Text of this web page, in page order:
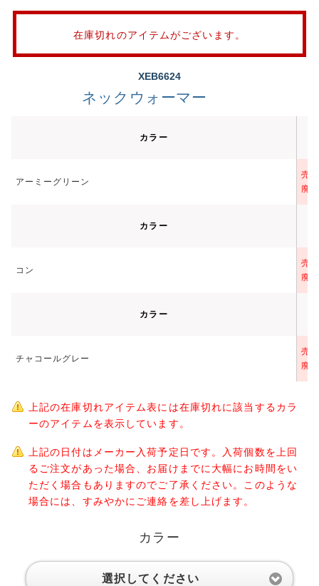
在庫切れのアイテムがございます。
XEB6624
ネックウォーマー
カラー
アーミーグリーン
売
廃番
カラー
コン
売
廃番
カラー
チャコールグレー
売
廃番
上記の在庫切れアイテム表には在庫切れに該当するカラ
ーのアイテムを表示しています。
上記の日付はメーカー入荷予定日です。入荷個数を上回
るご注文があった場合、お届けまでに大幅にお時間をい
ただく場合もありますのでご了承ください。このような
場合には、すみやかにご連絡を差し上げます。
カラー
選択してください